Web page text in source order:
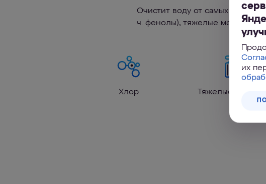
Очистит воду от самых
ч. фенолы), тяжелые металлы,
Хлор Тяжелые металлы
их